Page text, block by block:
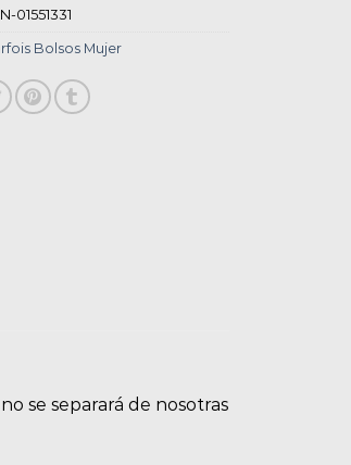
01551331
Bolsos Mujer
se separará de nosotras